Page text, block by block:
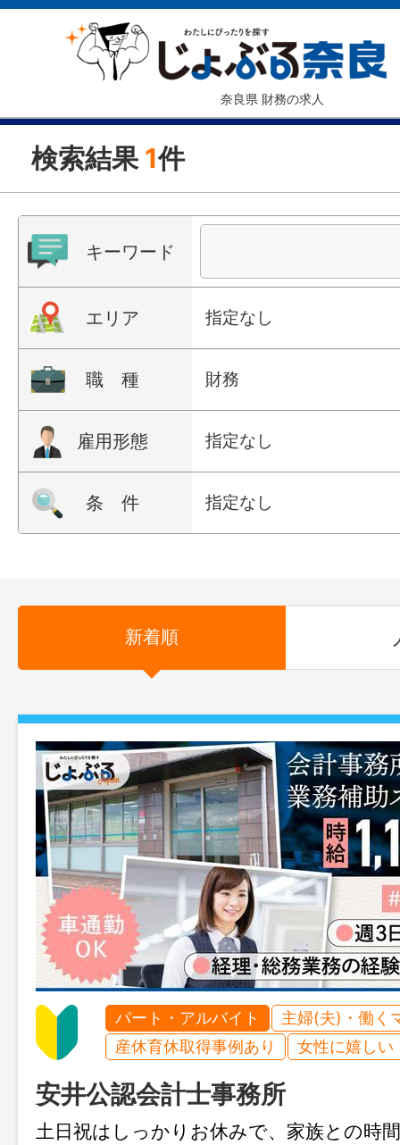
奈良県 財務の求人
検索結果 1件
キーワード
エリア 指定なし
職 種 財務
雇用形態 指定なし
条 件 指定なし
新着順
パート・アルバイト
主婦(夫)・働く
産休育休取得事例あり
女性に嬉しい
安井公認会計士事務所
土日祝はしっかりお休みで、家族との時